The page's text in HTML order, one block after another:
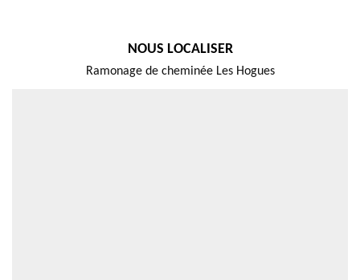
NOUS LOCALISER
Ramonage de cheminée Les Hogues